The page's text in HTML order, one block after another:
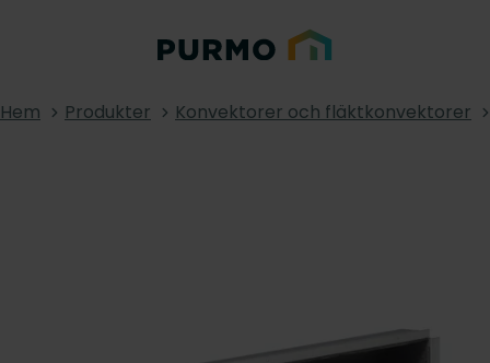
Hem Produkter Konvektorer och fläktkonvektorer